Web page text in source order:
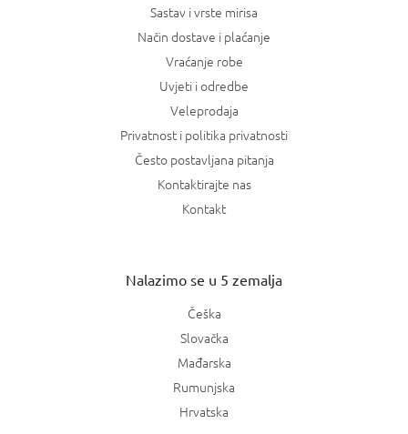
Sastav i vrste mirisa
Način dostave i plaćanje
Vraćanje robe
Uvjeti i odredbe
Veleprodaja
Privatnost i politika privatnosti
Često postavljana pitanja
Kontaktirajte nas
Kontakt
Nalazimo se u 5 zemalja
Češka
Slovačka
Mađarska
Rumunjska
Hrvatska